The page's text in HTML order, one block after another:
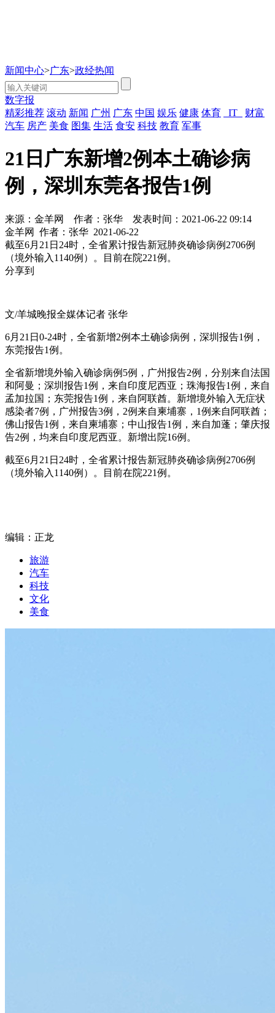
新闻中心>广东>政经热闻
数字报
精彩推荐 滚动 新闻 广州 广东 中国 娱乐 健康 体育 IT
财富
汽车 房产 美食 图集 生活 食安 科技 教育 军事
21日广东新增2例本土确诊病
例，深圳东莞各报告1例
来源：金羊网 作者：张华
发表时间：2021-06-22 09:14
金羊网
作者：张华 2021-06-22
截至6月21日24时，全省累计报告新冠肺炎确诊病例2706例
（境外输入1140例）。目前在院221例。
分享到
文/羊城晚报全媒体记者 张华
6月21日0-24时，全省新增2例本土确诊病例，深圳报告1例，
东莞报告1例。
全省新增境外输入确诊病例5例，广州报告2例，分别来自法国
和阿曼；深圳报告1例，来自印度尼西亚；珠海报告1例，来自
孟加拉国；东莞报告1例，来自阿联酋。新增境外输入无症状
感染者7例，广州报告3例，2例来自柬埔寨，1例来自阿联酋；
佛山报告1例，来自柬埔寨；中山报告1例，来自加蓬；肇庆报
告2例，均来自印度尼西亚。新增出院16例。
截至6月21日24时，全省累计报告新冠肺炎确诊病例2706例
（境外输入1140例）。目前在院221例。
编辑：正龙
旅游
汽车
科技
文化
美食